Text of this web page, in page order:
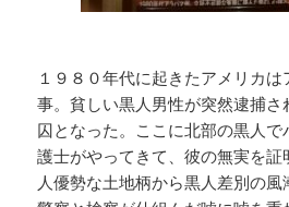
１９８０年代に起きたアメリカ
事。貧しい黒人男性が突然逮捕
囚となった。ここに北部の黒人
護士がやってきて、彼の無実を証
人優勢な土地柄から黒人差別の